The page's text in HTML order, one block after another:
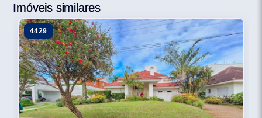
Imóveis similares
4429